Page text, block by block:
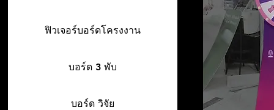
ฟิวเจอร์บอร์ดโครงงาน
บอร์ด 3 พับ
บอร์ด วิจัย